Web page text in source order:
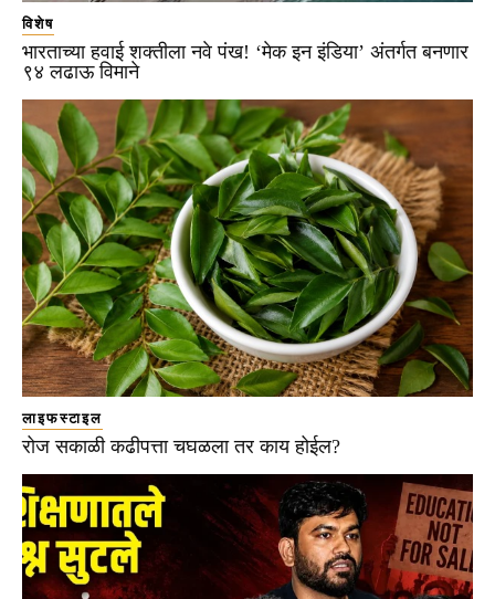
विशेष
भारताच्या हवाई शक्तीला नवे पंख! ‘मेक इन इंडिया’ अंतर्गत बनणार
९४ लढाऊ विमाने
लाइफस्टाइल
रोज सकाळी कढीपत्ता चघळला तर काय होईल?